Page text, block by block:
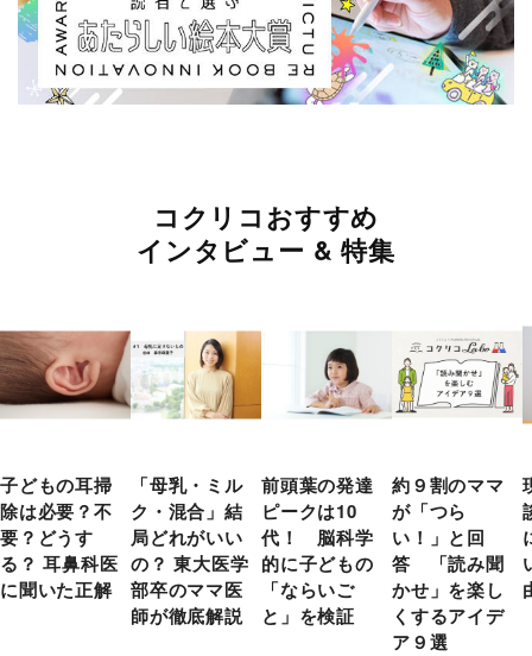
コクリコおすすめ
インタビュー & 特集
子どもの耳掃
除は必要？不
要？どうす
る？ 耳鼻科医
に聞いた正解
「母乳・ミル
ク・混合」結
局どれがいい
の？ 東大医学
部卒のママ医
師が徹底解説
前頭葉の発達
ピークは10
代！ 脳科学
的に子どもの
「ならいご
と」を検証
約９割のママ
が「つら
い！」と回
答 「読み聞
かせ」を楽し
くするアイデ
ア９選